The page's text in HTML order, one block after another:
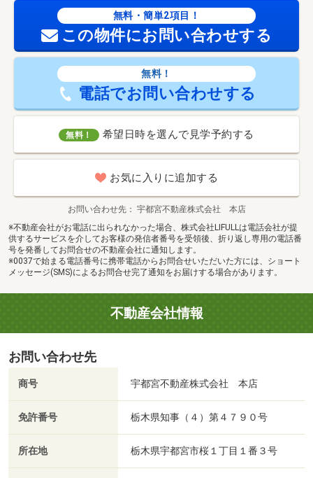
無料・簡単2項目！
この物件にお問い合わせする
無料！
電話でお問い合わせする
無料！ 希望日時を選んで見学予約する
お気に入りに追加する
お問い合わせ先
宇都宮不動産株式会社 本店
※不動産会社がお電話に出られなかった場合、株式会社LIFULLは電話会社が提
供するサービスを介してお客様の発信者番号を受領後、折り返し専用の電話番
号を発番してお問合せの不動産会社に通知します。
※0037で始まる電話番号に携帯電話からお問合せいただいた方には、ショート
メッセージ(SMS)によるお問合せ完了通知をお届けする場合があります。
不動産会社情報
お問い合わせ先
商号 宇都宮不動産株式会社 本店
免許番号 栃木県知事（４）第４７９０号
所在地 栃木県宇都宮市桜１丁目１番３号